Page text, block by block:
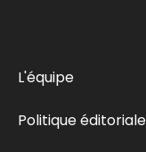
L'équipe
Politique éditoriale